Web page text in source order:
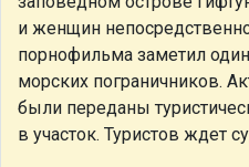
и женщин
порнофильма заметил
морских пограничников.
были переданы
в участок. Туристов ждет